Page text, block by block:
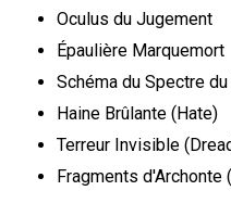
Oculus du Jugement
Épaulière Marquemort
Schéma du Spectre
Haine Brûlante (Hate)
Terreur Invisible
Fragments